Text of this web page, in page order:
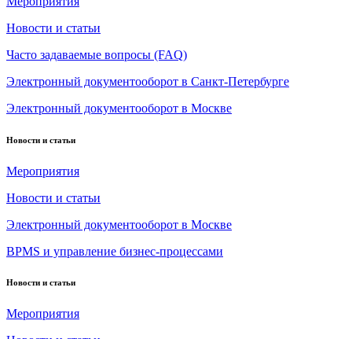
Новости и статьи
Часто задаваемые вопросы (FAQ)
Электронный документооборот в Санкт-Петербурге
Электронный документооборот в Москве
Новости и статьи
Мероприятия
Новости и статьи
Электронный документооборот в Москве
BPMS и управление бизнес-процессами
Новости и статьи
Мероприятия